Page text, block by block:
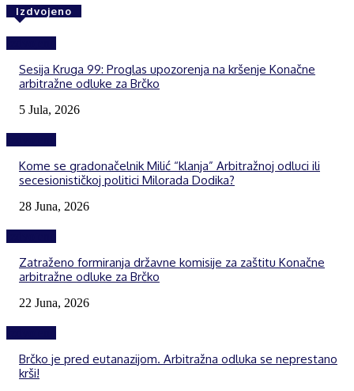
Izdvojeno
Sesija Kruga 99: Proglas upozorenja na kršenje Konačne
arbitražne odluke za Brčko
5 Jula, 2026
Kome se gradonačelnik Milić “klanja” Arbitražnoj odluci ili
secesionističkoj politici Milorada Dodika?
28 Juna, 2026
Zatraženo formiranja državne komisije za zaštitu Konačne
arbitražne odluke za Brčko
22 Juna, 2026
Brčko je pred eutanazijom. Arbitražna odluka se neprestano
krši!